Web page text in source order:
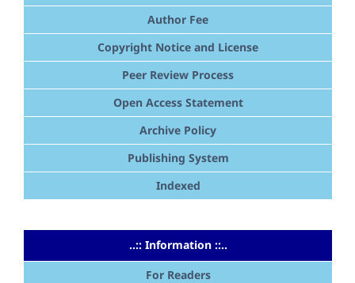
Author Fee
Copyright Notice and License
Peer Review Process
Open Access Statement
Archive Policy
Publishing System
Indexed
..:: Information ::..
For Readers